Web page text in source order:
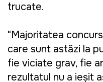
trucate.
"Majoritatea
care sunt astăzi la
fie viciate grav, fie
rezultatul nu a ieșit